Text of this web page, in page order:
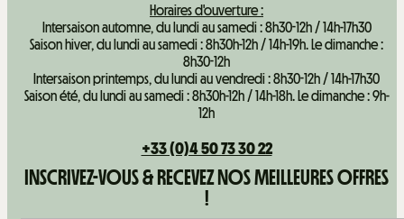
Horaires d'ouverture :
Intersaison automne, du lundi au samedi : 8h30-12h / 14h-17h30
Saison hiver, du lundi au samedi : 8h30h-12h / 14h-19h. Le dimanche :
8h30-12h
Intersaison printemps, du lundi au vendredi : 8h30-12h / 14h-17h30
Saison été, du lundi au samedi : 8h30h-12h / 14h-18h. Le dimanche : 9h-
12h
+33 (0)4 50 73 30 22
INSCRIVEZ-VOUS & RECEVEZ NOS MEILLEURES OFFRES
!